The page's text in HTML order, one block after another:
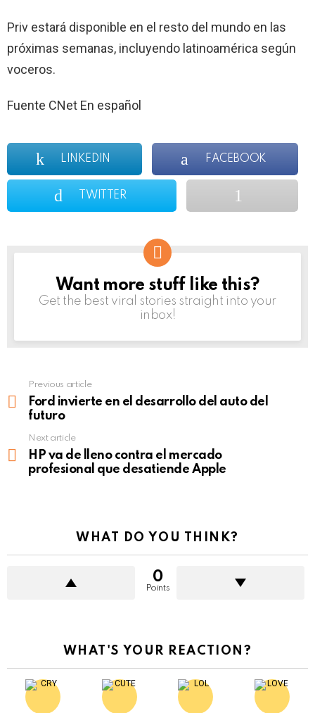
Priv estará disponible en el resto del mundo en las
próximas semanas, incluyendo latinoamérica según
voceros.
Fuente CNet En español
LINKEDIN FACEBOOK
TWITTER
NEWSLETTER
Want more stuff like this?
Get the best viral stories straight into your
inbox!
more
Previous article
Ford invierte en el desarrollo del auto del
futuro
Next article
HP va de lleno contra el mercado
profesional que desatiende Apple
WHAT DO YOU THINK?
0
Points
WHAT'S YOUR REACTION?